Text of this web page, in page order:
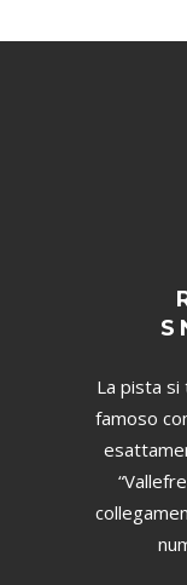
La pista si
famoso